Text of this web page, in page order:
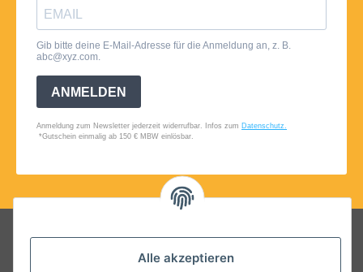
Alle akzeptieren
Folgt uns auf Social Media